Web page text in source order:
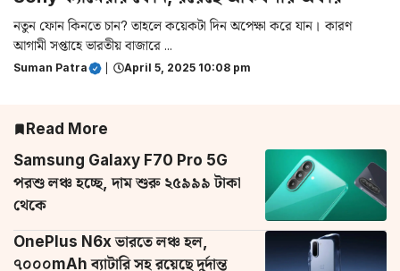
নতুন ফোন কিনতে চান? তাহলে কয়েকটা দিন অপেক্ষা করে যান। কারণ
আগামী সপ্তাহে ভারতীয় বাজারে ...
Suman Patra April 5, 2025 10:08 pm
Read More
Samsung Galaxy F70 Pro 5G
পরশু লঞ্চ হচ্ছে, দাম শুরু ২৫৯৯৯ টাকা
থেকে
OnePlus N6x ভারতে লঞ্চ হল,
৭০০০mAh ব্যাটারি সহ রয়েছে দুর্দান্ত